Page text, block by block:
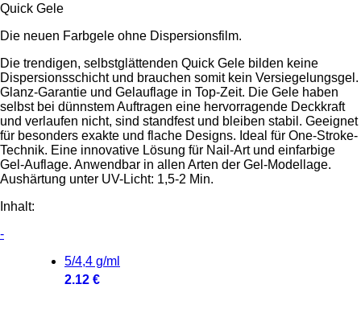
Quick Gele
Die neuen Farbgele ohne Dispersionsfilm.
Die trendigen, selbstglättenden Quick Gele bilden keine
Dispersionsschicht und brauchen somit kein Versiegelungsgel.
Glanz-Garantie und Gelauflage in Top-Zeit. Die Gele haben
selbst bei dünnstem Auftragen eine hervorragende Deckkraft
und verlaufen nicht, sind standfest und bleiben stabil. Geeignet
für besonders exakte und flache Designs. Ideal für One-Stroke-
Technik. Eine innovative Lösung für Nail-Art und einfarbige
Gel-Auflage. Anwendbar in allen Arten der Gel-Modellage.
Aushärtung unter UV-Licht: 1,5-2 Min.
Inhalt:
-
5/4,4 g/ml
2.12 €